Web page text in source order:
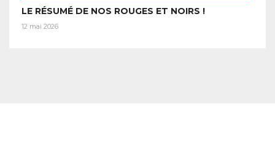
LE RÉSUMÉ DE NOS ROUGES ET NOIRS !
12 mai 2026